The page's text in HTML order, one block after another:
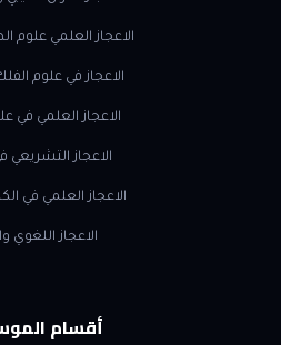
الاعجاز العلمي علوم
الاعجاز في علوم
الاعجاز العلمي في
الاعجاز التشريعي
الاعجاز العلمي في
الاعجاز اللغوي
أقسام